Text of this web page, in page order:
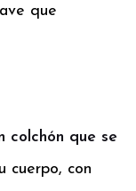
que
colchón que se
cuerpo, con